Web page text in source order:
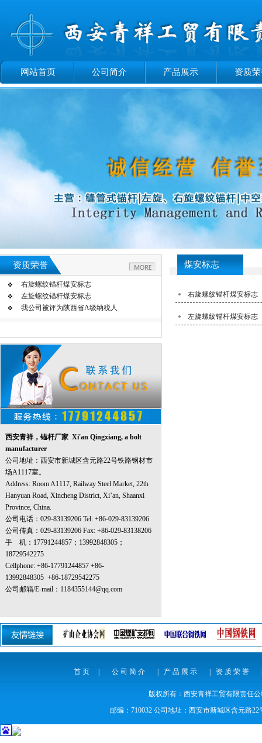
网站首页 公司简介 产品展示 资质
资质荣誉
右旋螺纹锚杆煤安标志
左旋螺纹锚杆煤安标志
我公司被评为陕西省A级纳税人
西安青祥，锚杆厂家 Xi'an Qingxiang, a bolt
manufacturer
公司地址：西安市新城区含元路22号铁路钢材市
场A1117室。
Address: Room A1117, Railway Steel Market, 22th
Hanyuan Road, Xincheng District, Xi’an, Shaanxi
Province, China.
公司电话：029-83139206 Tel: +86-029-83139206
公司传真：029-83139206 Fax: +86-029-83138206
手 机： 17791244857； 13992848305；
18729542275
Cellphone: +86-17791244857 +86-
13992848305 +86-18729542275
公司邮箱/E-mail：1184355144@qq.com
煤安标志
右旋螺纹锚杆煤安标志
左旋螺纹锚杆煤安标志
首页 公司简介 产品展示 资质荣誉
版权所有：西安青祥工贸有限责任
邮编：710032 公司地址：西安市新城区含元路